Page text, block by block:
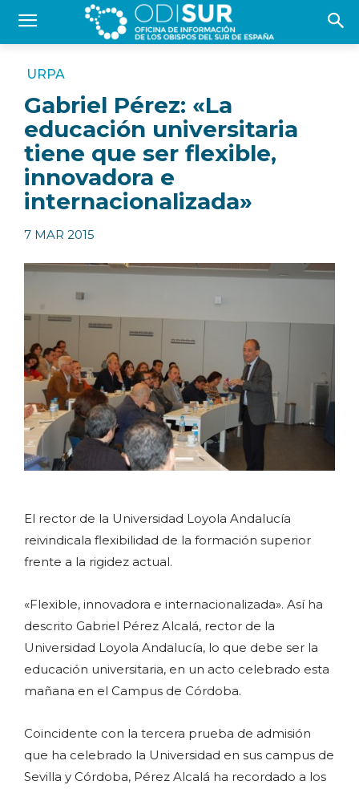
URPA
Gabriel Pérez: «La
educación universitaria
tiene que ser flexible,
innovadora e
internacionalizada»
7 MAR 2015
El rector de la Universidad Loyola Andalucía
reivindicala flexibilidad de la formación superior
frente a la rigidez actual.
«Flexible, innovadora e internacionalizada». Así ha
descrito Gabriel Pérez Alcalá, rector de la
Universidad Loyola Andalucía, lo que debe ser la
educación universitaria, en un acto celebrado esta
mañana en el Campus de Córdoba.
Coincidente con la tercera prueba de admisión
que ha celebrado la Universidad en sus campus de
Sevilla y Córdoba, Pérez Alcalá ha recordado a los